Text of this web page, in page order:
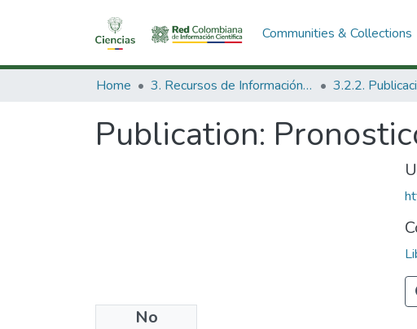
Communities & Collections
Home 3. Recursos de Información Científica y Tecnológica
Publication:
No